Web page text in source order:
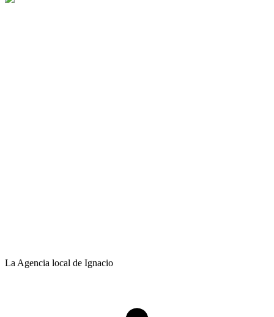
La Agencia local de Ignacio